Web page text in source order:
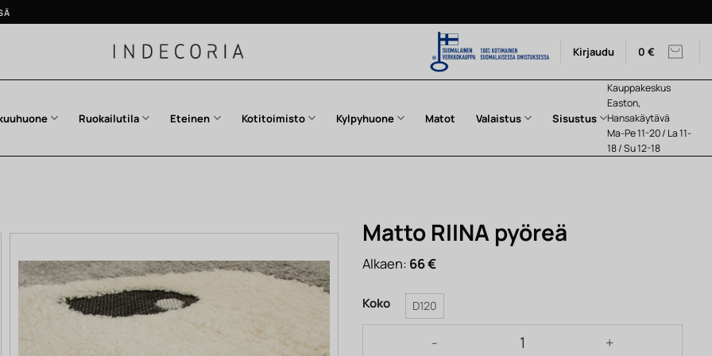
Kirjaudu 0 €
Ruokailutila Eteinen Kotitoimisto Kylpyhuone Matot Valaistus Sisustus
Kauppakeskus
Easton,
Hansakäytävä
Ma-Pe 11-20 / La 11-
18 / Su 12-18
Matto RIINA pyöreä
Alkaen: 66€
Koko D120
Matto RIINA pyöreä määrä